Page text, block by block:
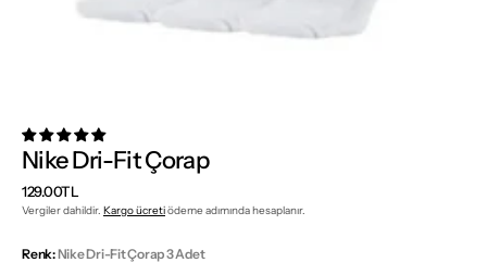
Nike Dri-Fit Çorap
Normal
fiyat
129.00TL
Vergiler dahildir. Kargo ücretiödeme adımında hesaplanır.
Renk:Nike Dri-Fit Çorap 3 Adet